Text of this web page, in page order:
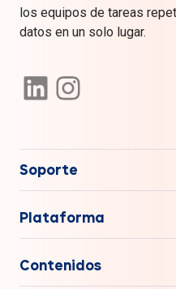
los equipos de tareas
datos en un solo lugar.
Soporte
Plataforma
Contenidos